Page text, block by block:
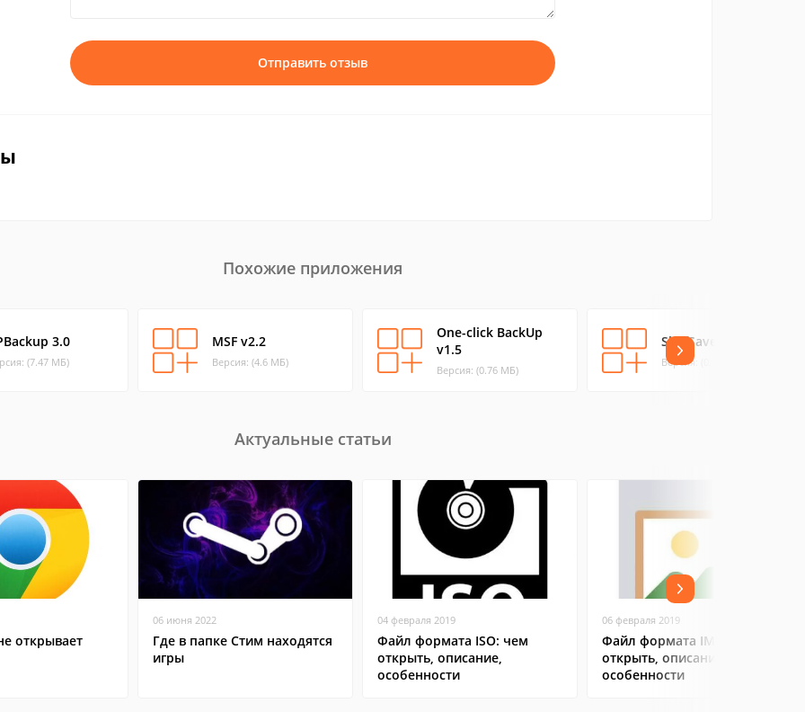
Отправить отзыв
Похожие приложения
3.0
(7.47 МБ)
MSF v2.2
Версия: (4.6 МБ)
One-click BackUp
v1.5
Версия: (0.76 МБ)
ShefSaver v1.3
Версия: (0.35 МБ)
Актуальные статьи
открывает
06 июня 2022
Где в папке Стим находятся
игры
04 февраля 2019
Файл формата ISO: чем
открыть, описание,
особенности
06 февраля 2019
Файл формата IMG: чем
открыть, описание,
особенности